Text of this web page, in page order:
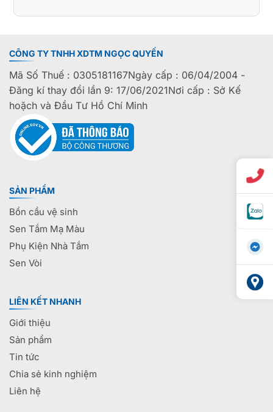
CÔNG TY TNHH XDTM NGỌC QUYẾN
Mã Số Thuế : 0305181167Ngày cấp : 06/04/2004 -
Đăng kí thay đổi lần 9: 17/06/2021Nơi cấp : Sở Kế
hoặch và Đầu Tư Hồ Chí Minh
SẢN PHẨM
Bồn cầu vệ sinh
Sen Tắm Mạ Màu
Phụ Kiện Nhà Tắm
Sen Vòi
LIÊN KẾT NHANH
Giới thiệu
Sản phẩm
Tin tức
Chia sẻ kinh nghiệm
Liên hệ